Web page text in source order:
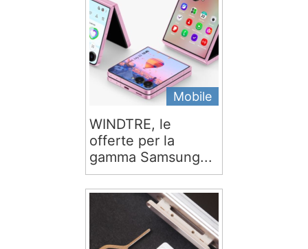
Mobile
WINDTRE, le
offerte per la
gamma Samsung...